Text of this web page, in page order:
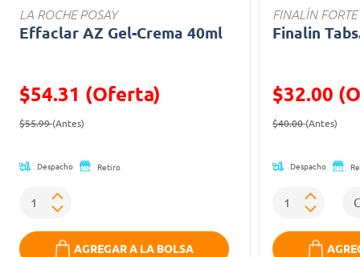
LA ROCHE POSAY
Effaclar AZ Gel-Crema 40ml
$54.31 (Oferta)
Precio reducido de
$55.99(Antes)
Despacho Retiro
AGREGAR A LA BOLSA
FINALÍN FORTE
Finalin
$32.00
Precio
$40.00(Antes)
Despacho